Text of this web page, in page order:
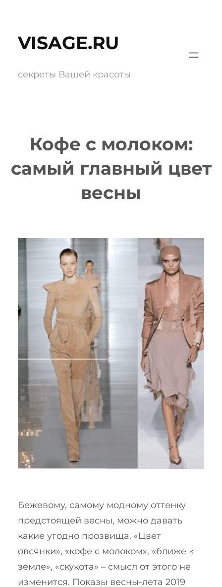
содержимому
VISAGE.RU
секреты Вашей красоты
Кофе с молоком:
самый главный цвет
весны
Бежевому, самому модному оттенку
предстоящей весны, можно давать
какие угодно прозвища. «Цвет
овсянки», «кофе с молоком», «ближе к
земле», «скукота» – смысл от этого не
изменится. Показы весны-лета 2019